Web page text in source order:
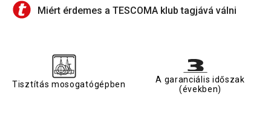
Miért érdemes a TESCOMA klub tagjává válni
Tisztítás mosogatógépben
A garanciális időszak
(években)